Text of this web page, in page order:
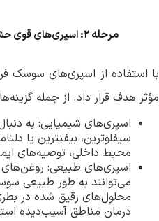
مرحله۲: اسپری‌های قوی
با استفاده از اسپری‌های سوسک
مؤثر هدف قرار داد. از جمله
اسپری‌های شیمیایی: به
سیفلوترین، بیفنترین یا
محیط داخلی، توصیه‌های
اسپری‌های طبیعی:
می‌توانند به طور طبیعی
محلول‌های رقیق شده در
درمان مناطق آسیب‌دیده